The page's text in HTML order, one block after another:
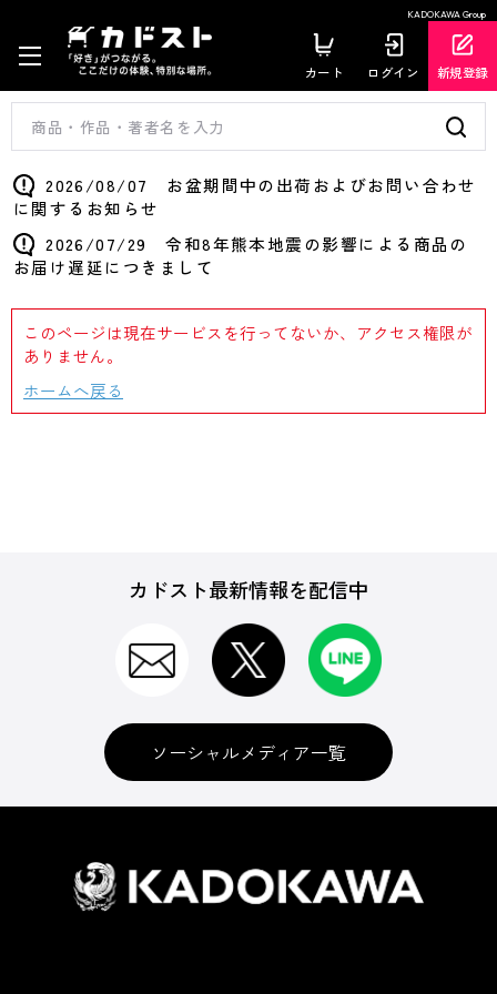
KADOKAWA Group
カート ログイン 新規登録
2026/08/07 お盆期間中の出荷およびお問い合わせ
に関するお知らせ
2026/07/29 令和8年熊本地震の影響による商品の
お届け遅延につきまして
このページは現在サービスを行ってないか、アクセス権限が
ありません。
ホームへ戻る
カドスト最新情報を配信中
ソーシャルメディア一覧